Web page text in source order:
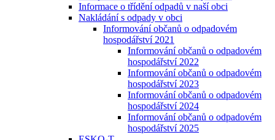
Informace o třídění odpadů v naší obci
Nakládání s odpady v obci
Informování občanů o odpadovém
hospodářství 2021
Informování občanů o odpadovém
hospodářství 2022
Informování občanů o odpadovém
hospodářství 2023
Informování občanů o odpadovém
hospodářství 2024
Informování občanů o odpadovém
hospodářství 2025